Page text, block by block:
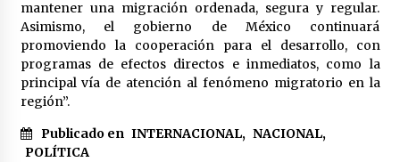
mantener una migración ordenada, segura y regular.
Asimismo, el gobierno de México continuará
promoviendo la cooperación para el desarrollo, con
programas de efectos directos e inmediatos, como la
principal vía de atención al fenómeno migratorio en la
región”.
Publicado en INTERNACIONAL, NACIONAL,
POLÍTICA